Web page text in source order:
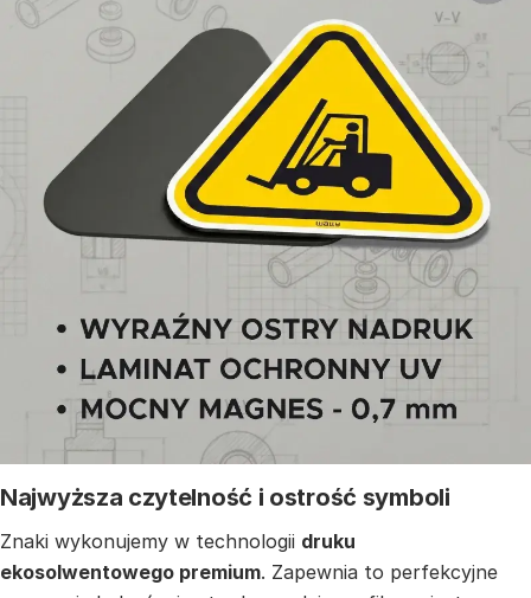
Najwyższa czytelność i ostrość symboli
Znaki wykonujemy w technologii druku
ekosolwentowego premium. Zapewnia to perfekcyjne